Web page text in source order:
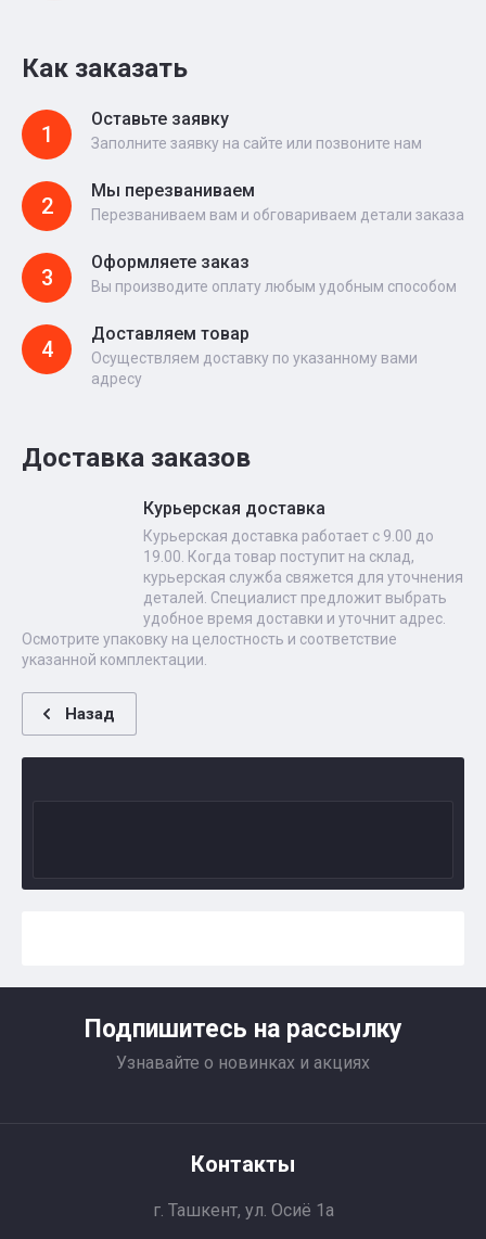
Как заказать
1
Оставьте заявку
Заполните заявку на сайте или позвоните нам
2
Мы перезваниваем
Перезваниваем вам и обговариваем детали заказа
3
Оформляете заказ
Вы производите оплату любым удобным способом
4
Доставляем товар
Осуществляем доставку по указанному вами
адресу
Доставка заказов
Курьерская доставка
Курьерская доставка работает с 9.00 до
19.00. Когда товар поступит на склад,
курьерская служба свяжется для уточнения
деталей. Специалист предложит выбрать
удобное время доставки и уточнит адрес.
Осмотрите упаковку на целостность и соответствие
указанной комплектации.
Назад
Подпишитесь на рассылку
Узнавайте о новинках и акциях
Контакты
г. Ташкент, ул. Осиё 1a